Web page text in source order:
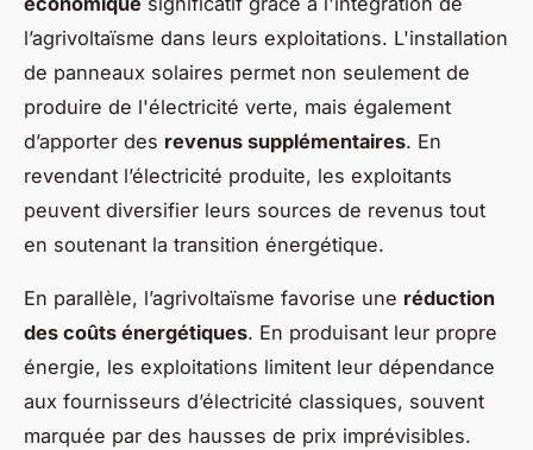
l’agrivoltaïsme dans leurs exploitations. L'installation
de panneaux solaires permet non seulement de
produire de l'électricité verte, mais également
d’apporter des revenus supplémentaires. En
revendant l’électricité produite, les exploitants
peuvent diversifier leurs sources de revenus tout
en soutenant la transition énergétique.
En parallèle, l’agrivoltaïsme favorise une réduction
des coûts énergétiques. En produisant leur propre
énergie, les exploitations limitent leur dépendance
aux fournisseurs d’électricité classiques, souvent
marquée par des hausses de prix imprévisibles.